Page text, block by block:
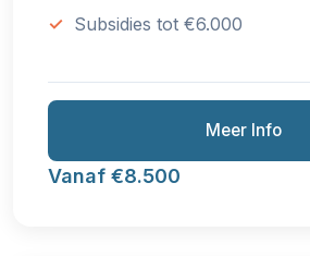
Subsidies tot €6.000
Meer Info
Vanaf €8.500